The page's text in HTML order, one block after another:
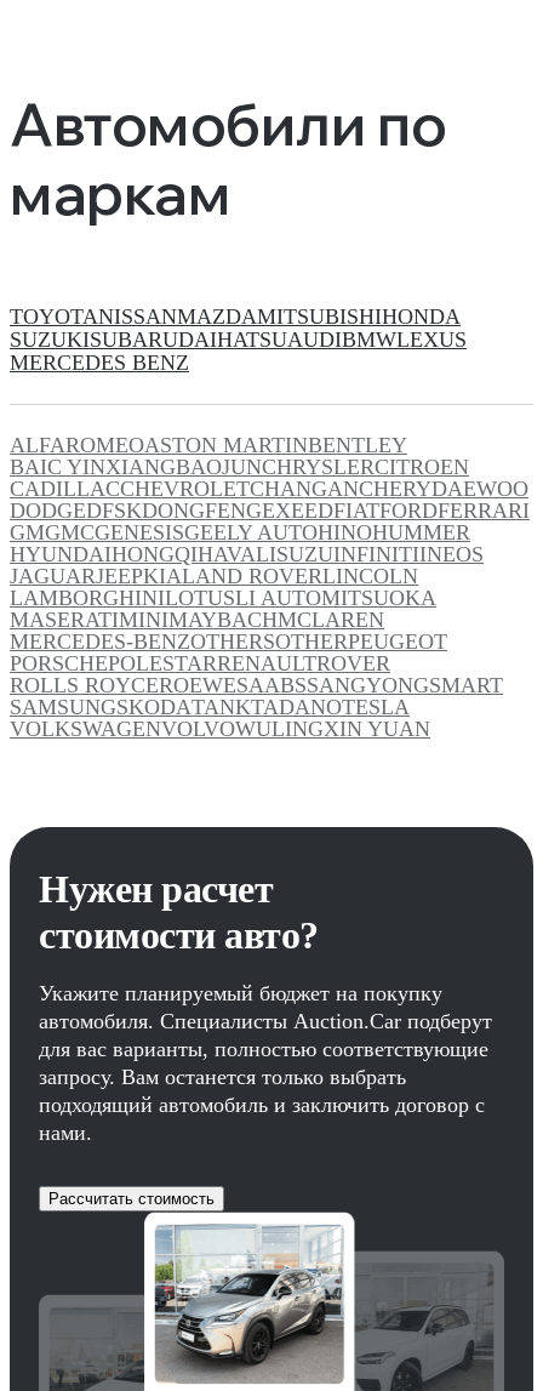
Автомобили по
маркам
TOYOTANISSANMAZDAMITSUBISHIHONDA
SUZUKISUBARUDAIHATSUAUDIBMWLEXUS
MERCEDES BENZ
ALFAROMEOASTON MARTINBENTLEY
BAIC YINXIANGBAOJUNCHRYSLERCITROEN
CADILLACCHEVROLETCHANGANCHERYDAEWOO
DODGEDFSKDONGFENGEXEEDFIATFORDFERRARI
GMGMCGENESISGEELY AUTOHINOHUMMER
HYUNDAIHONGQIHAVALISUZUINFINITIINEOS
JAGUARJEEPKIALAND ROVERLINCOLN
LAMBORGHINILOTUSLI AUTOMITSUOKA
MASERATIMINIMAYBACHMCLAREN
MERCEDES-BENZOTHERSOTHERPEUGEOT
PORSCHEPOLESTARRENAULTROVER
ROLLS ROYCEROEWESAABSSANGYONGSMART
SAMSUNGSKODATANKTADANOTESLA
VOLKSWAGENVOLVOWULINGXIN YUAN
Нужен расчет
стоимости авто?
Укажите планируемый бюджет на покупку
автомобиля. Специалисты Auction.Car подберут
для вас варианты, полностью соответствующие
запросу. Вам останется только выбрать
подходящий автомобиль и заключить договор с
нами.
Рассчитать стоимость